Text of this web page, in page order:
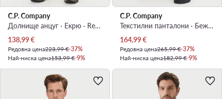
C.P. Company
Долнище анцуг · Екрю · Regular Fit
Актуална цена
138,99€
Редовна цена223,99 €-37%
Най-ниска цена153,99 €-9%
C.P. Company
Текстилни панталони · Бежов · Relaxed Fit
Актуална цена
164,99€
Редовна цена265,99 €-37%
Най-ниска цена182,99 €-9%